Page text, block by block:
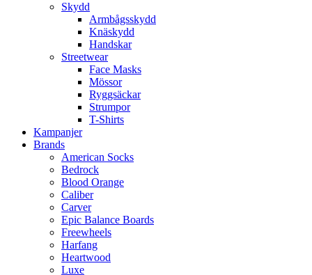
Skydd
Armbågsskydd
Knäskydd
Handskar
Streetwear
Face Masks
Mössor
Ryggsäckar
Strumpor
T-Shirts
Kampanjer
Brands
American Socks
Bedrock
Blood Orange
Caliber
Carver
Epic Balance Boards
Freewheels
Harfang
Heartwood
Luxe